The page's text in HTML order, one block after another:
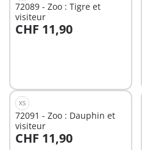
72089 - Zoo : Tigre et
visiteur
CHF 11,90
Au panier
XS
72091 - Zoo : Dauphin et
visiteur
CHF 11,90
Au panier